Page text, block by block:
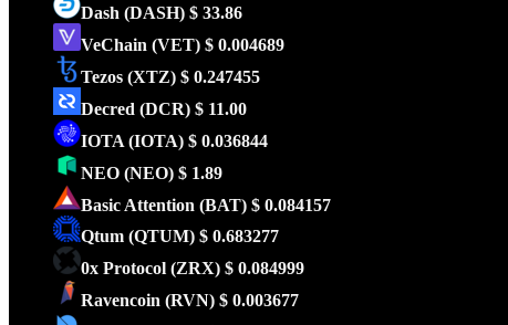
Dash (DASH) $ 33.86
VeChain (VET) $ 0.004689
Tezos (XTZ) $ 0.247455
Decred (DCR) $ 11.00
IOTA (IOTA) $ 0.036844
NEO (NEO) $ 1.89
Basic Attention (BAT) $ 0.084157
Qtum (QTUM) $ 0.683277
0x Protocol (ZRX) $ 0.084999
Ravencoin (RVN) $ 0.003677